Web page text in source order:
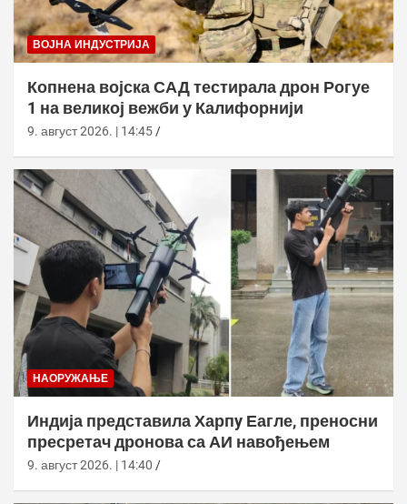
ВОЈНА ИНДУСТРИЈА
Копнена војска САД тестирала дрон Рогуе
1 на великој вежби у Калифорнији
9. август 2026. | 14:45
НАОРУЖАЊЕ
Индија представила Харпy Еагле, преносни
пресретач дронова са АИ навођењем
9. август 2026. | 14:40